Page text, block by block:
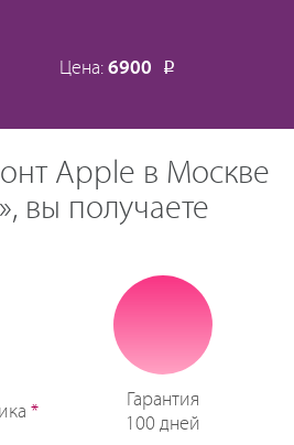
Цена: 6900 Р
Apple в Москве
вы получаете
*
Гарантия
100 дней